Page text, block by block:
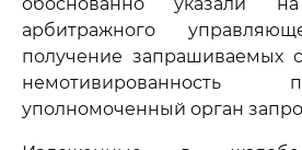
арбитражного
получение запрашиваемых
уполномоченный орган